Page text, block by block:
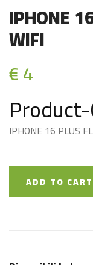
IPHONE
WIFI
€ 4
IPHONE 16 PLUS
ADD TO CART